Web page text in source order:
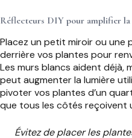
Réflecteurs DIY pour amplifier
Placez un petit miroir ou une
derrière vos plantes pour
Les murs blancs aident déjà,
peut augmenter la lumière
pivoter vos plantes d’un
que tous les côtés reçoivent
Évitez de placer les